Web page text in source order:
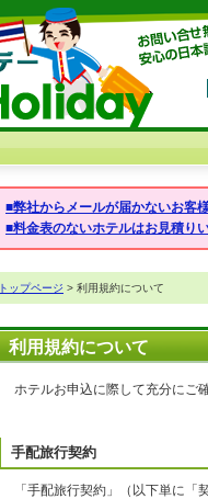
■弊社からメールが届かないお客
■料金表のないホテルはお見積り
トップページ > 利用規約について
利用規約について
ホテルお申込に際して充分にご
手配旅行契約
「手配旅行契約」（以下単に